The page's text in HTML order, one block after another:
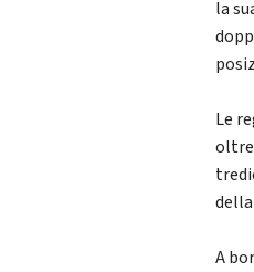
la
Le
oltre
A